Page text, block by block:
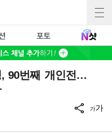
포토
90번째 개인전…
가가